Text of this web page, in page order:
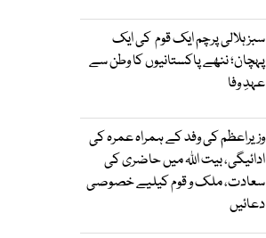
سبز ہلالی پرچم ایک قوم کی ایک
پہچان؛ ننھے پاکستانیوں کا وطن سے
عہدِ وفا
وزیراعظم کی وفد کے ہمراہ عمرہ کی
ادائیگی، بیت اللہ میں حاضری کی
سعادت، ملک و قوم کیلیے خصوصی
دعائیں